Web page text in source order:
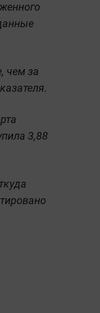
чем за
3,88